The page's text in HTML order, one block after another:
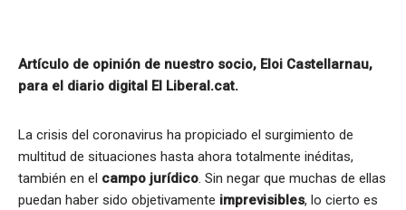
Artículo de opinión de nuestro socio, Eloi Castellarnau,
para el diario digital El Liberal.cat.
La crisis del coronavirus ha propiciado el surgimiento de
multitud de situaciones hasta ahora totalmente inéditas,
también en el campo jurídico. Sin negar que muchas de ellas
puedan haber sido objetivamente imprevisibles, lo cierto es